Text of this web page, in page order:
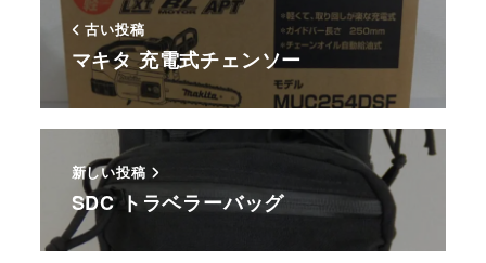
古い投稿
マキタ 充電式チェンソー
新しい投稿
SDC トラベラーバッグ